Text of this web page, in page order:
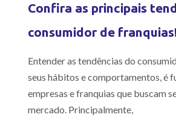
Confira as principais
consumidor de
Entender as tendências do
seus hábitos e comportamentos, é
empresas e franquias que buscam
mercado. Principalmente,